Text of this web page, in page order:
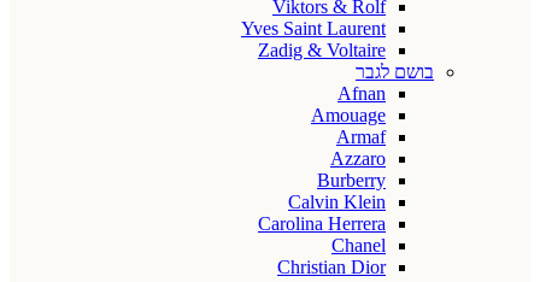
Viktors & Rolf
Yves Saint Laurent
Zadig & Voltaire
בושם לגבר
Afnan
Amouage
Armaf
Azzaro
Burberry
Calvin Klein
Carolina Herrera
Chanel
Christian Dior